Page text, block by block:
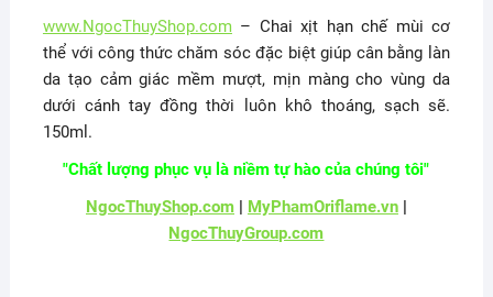
www.NgocThuyShop.com– Chai xịt hạn chế mùi cơ
thể với công thức chăm sóc đặc biệt giúp cân bằng làn
da tạo cảm giác mềm mượt, mịn màng cho vùng da
dưới cánh tay đồng thời luôn khô thoáng, sạch sẽ.
150ml.
"Chất lượng phục vụ là niềm tự hào của chúng tôi"
NgocThuyShop.com| MyPhamOriflame.vn|
NgocThuyGroup.com